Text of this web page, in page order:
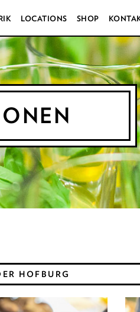
LOCATIONS SHOP
HOFBURG